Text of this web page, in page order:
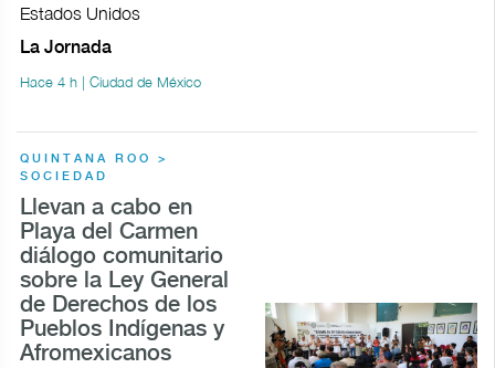
Estados Unidos
La Jornada
Hace 4 h | Ciudad de México
QUINTANA ROO >
SOCIEDAD
Llevan a cabo en
Playa del Carmen
diálogo comunitario
sobre la Ley General
de Derechos de los
Pueblos Indígenas y
Afromexicanos